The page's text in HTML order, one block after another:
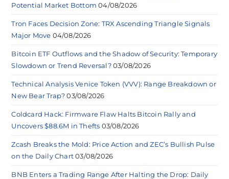
Potential Market Bottom 04/08/2026
Tron Faces Decision Zone: TRX Ascending Triangle Signals
Major Move 04/08/2026
Bitcoin ETF Outflows and the Shadow of Security: Temporary
Slowdown or Trend Reversal? 03/08/2026
Technical Analysis Venice Token (VVV): Range Breakdown or
New Bear Trap? 03/08/2026
Coldcard Hack: Firmware Flaw Halts Bitcoin Rally and
Uncovers $88.6M in Thefts 03/08/2026
Zcash Breaks the Mold: Price Action and ZEC’s Bullish Pulse
on the Daily Chart 03/08/2026
BNB Enters a Trading Range After Halting the Drop: Daily